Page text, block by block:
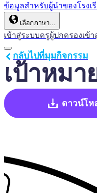
ข้อมูลสำหรับผู้นำของโรงเ
เลือกภาษา…
เข้าสู่ระบบครูผู้ปกครองเข้
เป้าหมา
กลับไปที่มุมกิจกรรม
ดาวน์โห